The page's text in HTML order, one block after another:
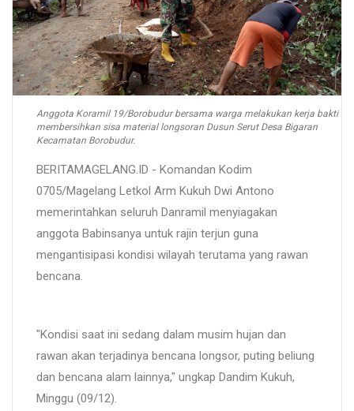
Anggota Koramil 19/Borobudur bersama warga melakukan kerja bakti
membersihkan sisa material longsoran Dusun Serut Desa Bigaran
Kecamatan Borobudur.
BERITAMAGELANG.ID - Komandan Kodim
0705/Magelang Letkol Arm Kukuh Dwi Antono
memerintahkan seluruh Danramil menyiagakan
anggota Babinsanya untuk rajin terjun guna
mengantisipasi kondisi wilayah terutama yang rawan
bencana.
"Kondisi saat ini sedang dalam musim hujan dan
rawan akan terjadinya bencana longsor, puting beliung
dan bencana alam lainnya," ungkap Dandim Kukuh,
Minggu (09/12).